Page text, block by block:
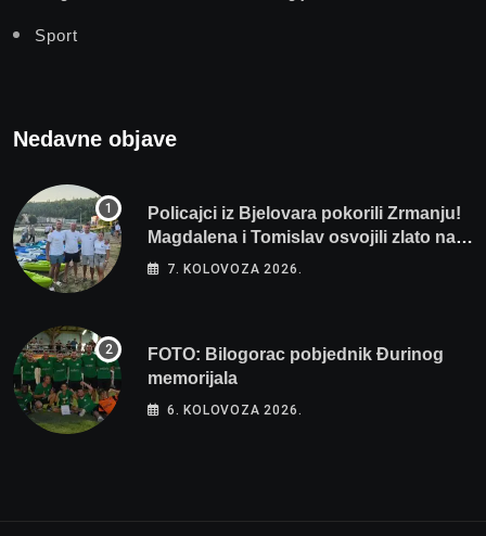
Sport
Nedavne objave
Policajci iz Bjelovara pokorili Zrmanju!
Magdalena i Tomislav osvojili zlato na
zahtjevnom Kajak kupu POSKOK 3
7. KOLOVOZA 2026.
FOTO: Bilogorac pobjednik Đurinog
memorijala
6. KOLOVOZA 2026.